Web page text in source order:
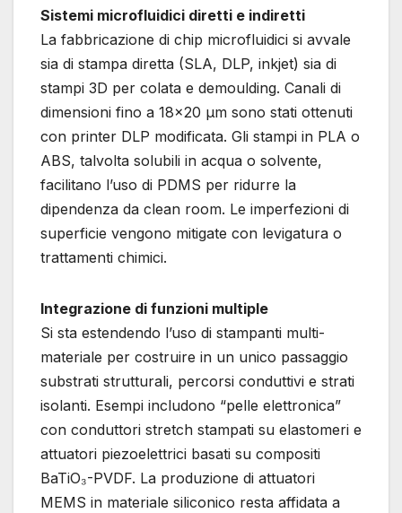
Sistemi microfluidici diretti e indiretti
La fabbricazione di chip microfluidici si avvale
sia di stampa diretta (SLA, DLP, inkjet) sia di
stampi 3D per colata e demoulding. Canali di
dimensioni fino a 18×20 µm sono stati ottenuti
con printer DLP modificata. Gli stampi in PLA o
ABS, talvolta solubili in acqua o solvente,
facilitano l’uso di PDMS per ridurre la
dipendenza da clean room. Le imperfezioni di
superficie vengono mitigate con levigatura o
trattamenti chimici.
Integrazione di funzioni multiple
Si sta estendendo l’uso di stampanti multi-
materiale per costruire in un unico passaggio
substrati strutturali, percorsi conduttivi e strati
isolanti. Esempi includono “pelle elettronica”
con conduttori stretch stampati su elastomeri e
attuatori piezoelettrici basati su compositi
BaTiO₃-PVDF. La produzione di attuatori
MEMS in materiale siliconico resta affidata a